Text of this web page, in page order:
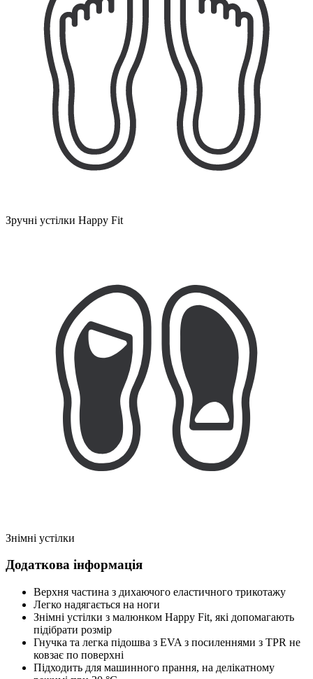
Зручні устілки Happy Fit
Знімні устілки
Додаткова інформація
Верхня частина з дихаючого еластичного трикотажу
Легко надягається на ноги
Знімні устілки з малюнком Happy Fit, які допомагають
підібрати розмір
Гнучка та легка підошва з EVA з посиленнями з TPR не
ковзає по поверхні
Підходить для машинного прання, на делікатному